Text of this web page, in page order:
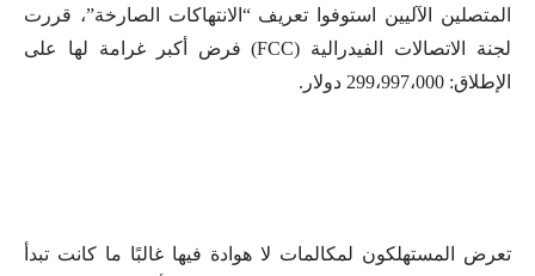
المتصلين الآليين استوفوا تعريف “الانتهاكات الصارخة”، قررت
لجنة الاتصالات الفيدرالية (FCC) فرض أكبر غرامة لها على
الإطلاق: 299،997،000 دولار.
تعرض المستهلكون لمكالمات لا هوادة فيها غالبًا ما كانت تبدأ